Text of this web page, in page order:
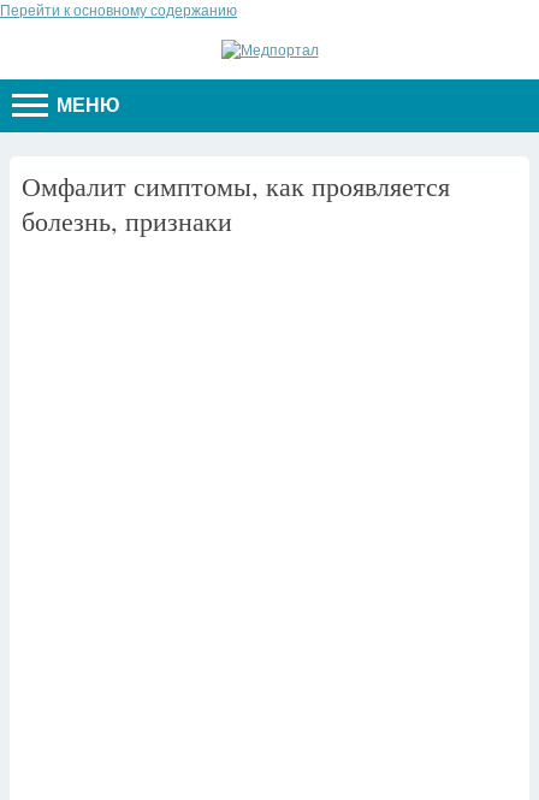
Перейти к основному содержанию
МЕНЮ
Омфалит симптомы, как проявляется
болезнь, признаки